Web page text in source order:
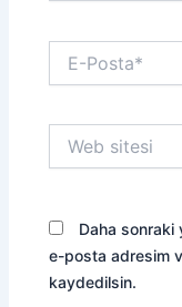
Posta*
sitesi
Daha sonraki
e-posta adresim
kaydedilsin.